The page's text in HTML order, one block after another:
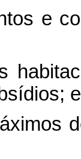
e
e